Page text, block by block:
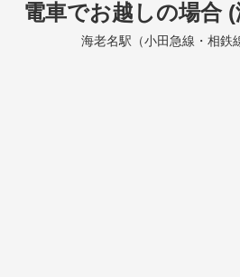
電車でお越しの場合
海老名駅（小田急線・相鉄